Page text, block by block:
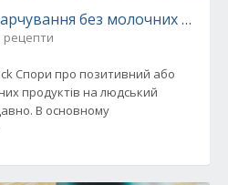
без молочних
рецепти
Спори про позитивний або
продуктів на людський
В основному